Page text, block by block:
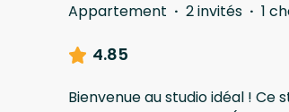
Appartement · 2 invités · 1
4.85
Bienvenue au studio idéal ! Ce